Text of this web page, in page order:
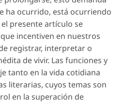
ha ocurrido, está ocurriendo
presente artículo se
incentiven en nuestros
registrar, interpretar o
de vivir. Las funciones y
tanto en la vida cotidiana
literarias, cuyos temas son
en la superación de